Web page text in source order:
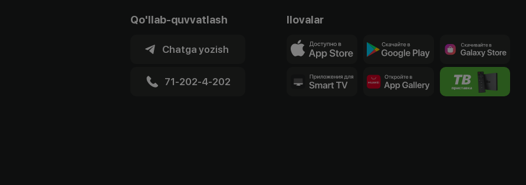
Qo'llab-quvvatlash
Chatga yozish
71-202-4-202
Ilovalar